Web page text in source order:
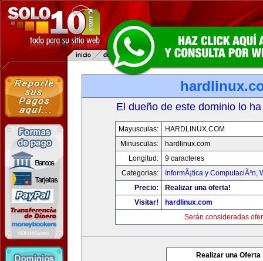
El dueño de este dominio lo
Mayusculas:
HARDLINUX.COM
Minusculas:
hardlinux.com
Longitud:
9 caracteres
Categorias:
InformÃ¡tica y ComputaciÃ³n,
Precio:
Realizar una oferta!
Visitar!
hardlinux.com
Serán consideradas
Realizar una Oferta